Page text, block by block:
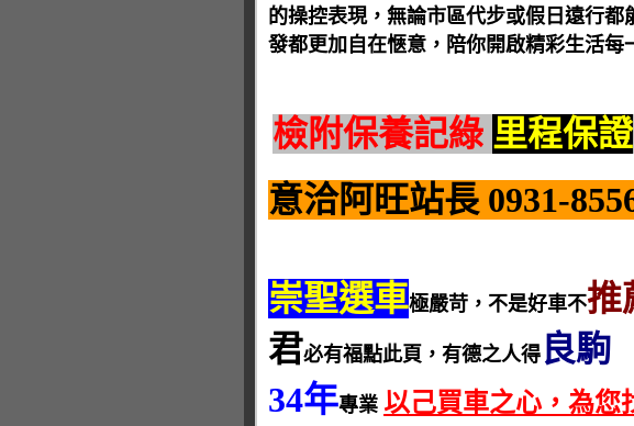
的操控表現，無論市區代步或假日遠行
發都更加自在愜意，陪你開啟精彩生活
檢附保養記綠 里程保證
意洽阿旺站長 0931-
崇聖選車極嚴苛，不是好車不推
君必有福點此頁，有德之人得 良駒
34年專業 以己買車之心，為您